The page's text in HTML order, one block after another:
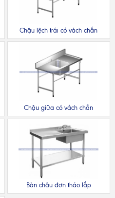
Chậu lệch trái có vách chắn
Chậu giữa có vách chắn
Bàn chậu đơn tháo lắp